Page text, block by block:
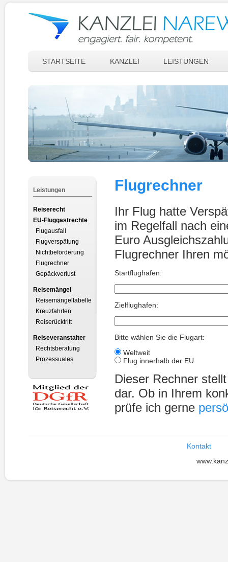
STARTSEITE KANZLEI LEISTUNGEN
Leistungen
Reiserecht
EU-Fluggastrechte
Flugausfall
Flugverspätung
Nichtbeförderung
Flugrechner
Gepäckverlust
Reisemängel
Reisemängeltabelle
Kreuzfahrten
Reiserücktritt
Reiseveranstalter
Rechtsberatung
Prozessuales
Flugrechner
Ihr Flug hatte
im Regelfall nach
Euro
Flugrechner Ihren
Startflughafen:
Zielflughafen:
Bitte wählen Sie die Flugart:
Weltweit
Flug innerhalb der EU
Dieser Rechner
dar. Ob in Ihrem
prüfe ich gerne
Kontakt